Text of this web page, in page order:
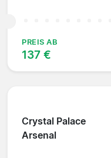
PREIS AB
137 €
Crystal Palace
Arsenal